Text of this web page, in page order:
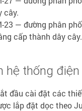
cây.
23 — đường phân
cấp thành dây cây.
hệ thống điện
đầu cài đặt các
lắp đặt dọc theo